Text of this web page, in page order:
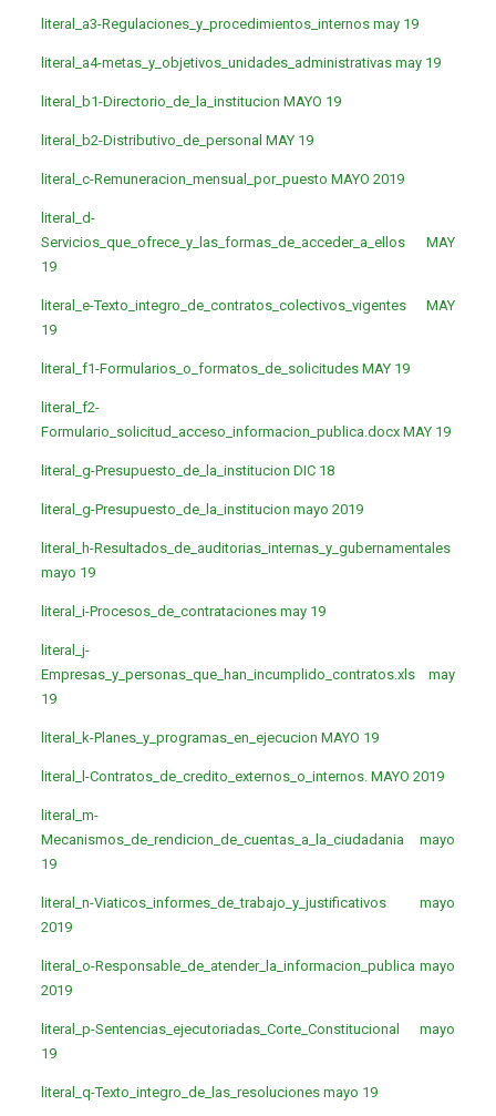
literal_a3-Regulaciones_y_procedimientos_internos may 19
literal_a4-metas_y_objetivos_unidades_administrativas may 19
literal_b1-Directorio_de_la_institucion MAYO 19
literal_b2-Distributivo_de_personal MAY 19
literal_c-Remuneracion_mensual_por_puesto MAYO 2019
literal_d-
Servicios_que_ofrece_y_las_formas_de_acceder_a_ellos MAY
19
literal_e-Texto_integro_de_contratos_colectivos_vigentes MAY
19
literal_f1-Formularios_o_formatos_de_solicitudes MAY 19
literal_f2-
Formulario_solicitud_acceso_informacion_publica.docx MAY 19
literal_g-Presupuesto_de_la_institucion DIC 18
literal_g-Presupuesto_de_la_institucion mayo 2019
literal_h-Resultados_de_auditorias_internas_y_gubernamentales
mayo 19
literal_i-Procesos_de_contrataciones may 19
literal_j-
Empresas_y_personas_que_han_incumplido_contratos.xls may
19
literal_k-Planes_y_programas_en_ejecucion MAYO 19
literal_l-Contratos_de_credito_externos_o_internos. MAYO 2019
literal_m-
Mecanismos_de_rendicion_de_cuentas_a_la_ciudadania mayo
19
literal_n-Viaticos_informes_de_trabajo_y_justificativos mayo
2019
literal_o-Responsable_de_atender_la_informacion_publica mayo
2019
literal_p-Sentencias_ejecutoriadas_Corte_Constitucional mayo
19
literal_q-Texto_integro_de_las_resoluciones mayo 19